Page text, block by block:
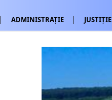
ADMINISTRAȚIE JUSTIȚIE